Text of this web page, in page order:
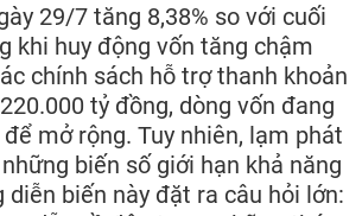
29/7 tăng 8,38% so với cuối
khi huy động vốn tăng chậm
chính sách hỗ trợ thanh khoản
tỷ đồng, dòng vốn đang
mở rộng. Tuy nhiên, lạm phát
biến số giới hạn khả năng
diễn biến này đặt ra câu hỏi lớn: